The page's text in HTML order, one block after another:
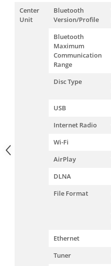
Center
Unit
Bluetooth
Version/Profile
Bluetooth
Maximum
Communication
Range
Disc Type
USB
Internet Radio
Wi-Fi
AirPlay
DLNA
File Format
Ethernet
Tuner